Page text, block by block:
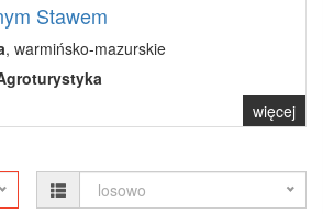
Stawem
, warmińsko-mazurskie
więcej
losowo